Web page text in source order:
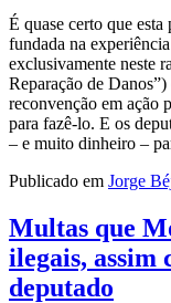
É quase certo que
fundada na
exclusivamente neste
Reparação de
reconvenção em ação
para fazê-lo. E os
– e muito dinheiro –
Publicado em Jorge
Multas que
ilegais, assim
deputado